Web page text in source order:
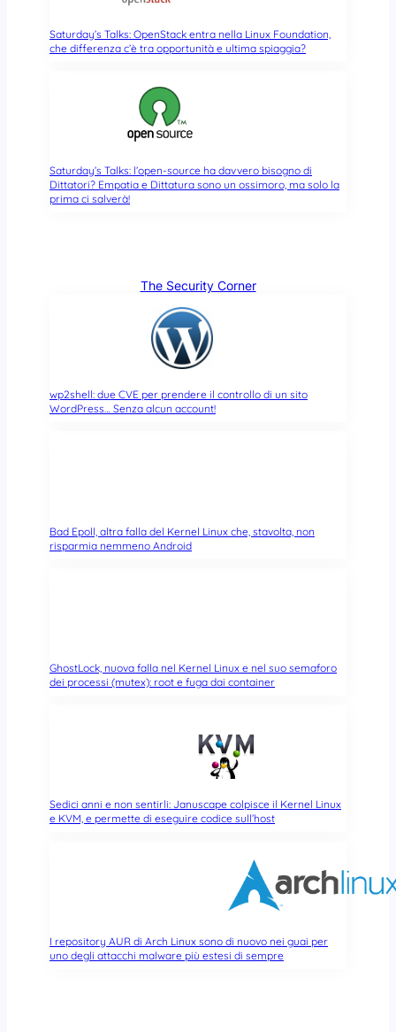
Saturday’s Talks: OpenStack entra nella Linux Foundation,
che differenza c’è tra opportunità e ultima spiaggia?
Saturday’s Talks: l’open-source ha davvero bisogno di
Dittatori? Empatia e Dittatura sono un ossimoro, ma solo la
prima ci salverà!
The Security Corner
wp2shell: due CVE per prendere il controllo di un sito
WordPress… Senza alcun account!
Bad Epoll, altra falla del Kernel Linux che, stavolta, non
risparmia nemmeno Android
GhostLock, nuova falla nel Kernel Linux e nel suo semaforo
dei processi (mutex): root e fuga dai container
Sedici anni e non sentirli: Januscape colpisce il Kernel Linux
e KVM, e permette di eseguire codice sull’host
I repository AUR di Arch Linux sono di nuovo nei guai per
uno degli attacchi malware più estesi di sempre